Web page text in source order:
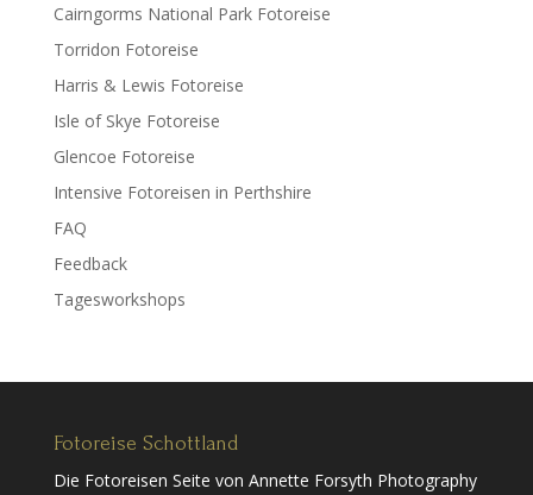
Cairngorms National Park Fotoreise
Torridon Fotoreise
Harris & Lewis Fotoreise
Isle of Skye Fotoreise
Glencoe Fotoreise
Intensive Fotoreisen in Perthshire
FAQ
Feedback
Tagesworkshops
Fotoreise Schottland
Die Fotoreisen Seite von Annette Forsyth Photography